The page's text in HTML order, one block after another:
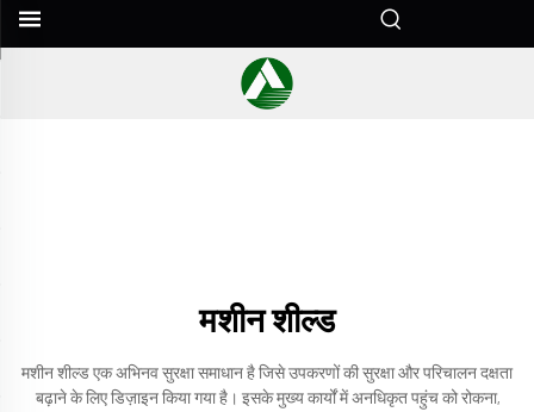
मशीन शील्ड
मशीन शील्ड एक अभिनव सुरक्षा समाधान है जिसे उपकरणों की सुरक्षा और परिचालन दक्षता
बढ़ाने के लिए डिज़ाइन किया गया है। इसके मुख्य कार्यों में अनधिकृत पहुंच को रोकना,